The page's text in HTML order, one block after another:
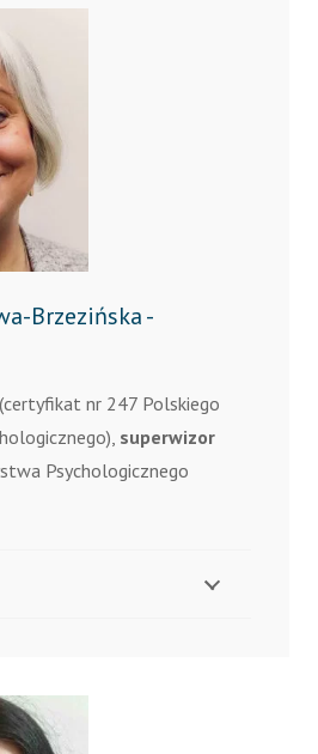
Brzezińska -
nr 247 Polskiego
superwizor
Psychologicznego